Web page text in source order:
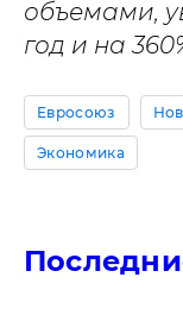
объемами,
год и на
Евросоюз
Экономика